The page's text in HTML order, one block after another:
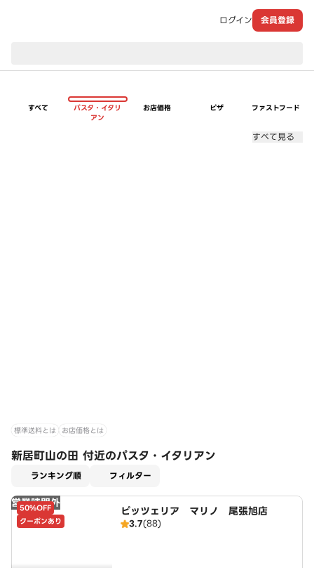
ログイン 会員登録
すべて
パスタ・イタリ
アン
お店価格 ピザ ファストフード
すべて見る
標準送料とは お店価格とは
新居町山の田 付近のパスタ・イタリアン
ランキング順 フィルター
営業時間外
50%OFF
クーポンあり
ピッツェリア マリノ 尾張旭店
3.7(88)